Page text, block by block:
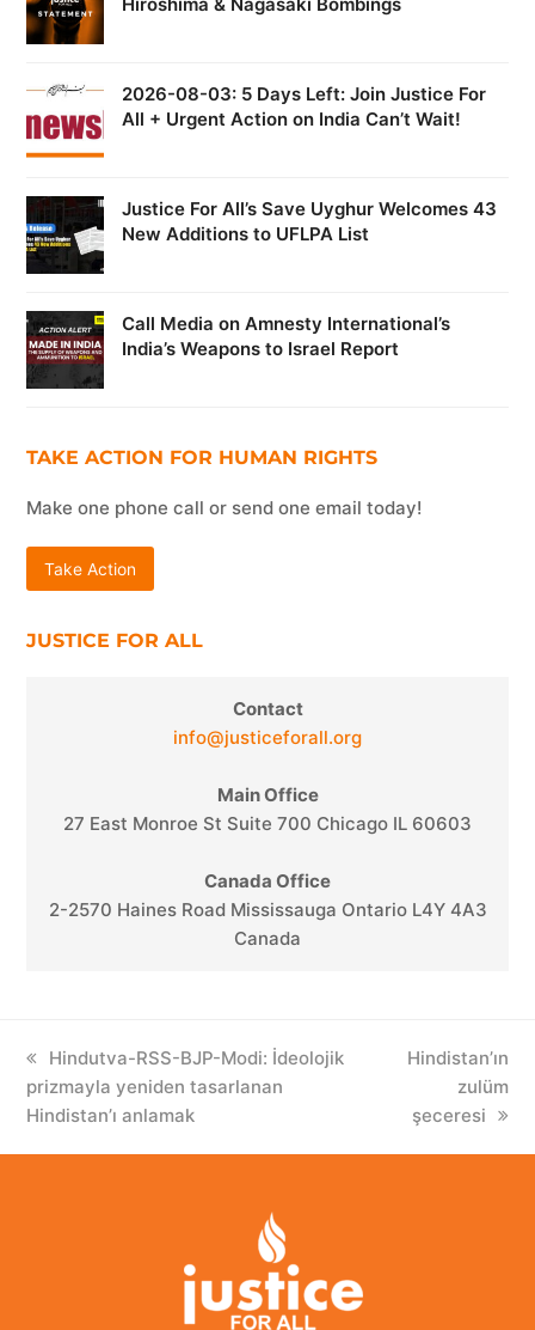
Hiroshima & Nagasaki Bombings
2026-08-03: 5 Days Left: Join Justice For
All + Urgent Action on India Can’t Wait!
Justice For All’s Save Uyghur Welcomes 43
New Additions to UFLPA List
Call Media on Amnesty International’s
India’s Weapons to Israel Report
TAKE ACTION FOR HUMAN RIGHTS
Make one phone call or send one email today!
Take Action
JUSTICE FOR ALL
Contact
info@justiceforall.org
Main Office
27 East Monroe St Suite 700 Chicago IL 60603
Canada Office
2-2570 Haines Road Mississauga Ontario L4Y 4A3
Canada
previous
post:
Hindutva-RSS-BJP-Modi: İdeolojik
prizmayla yeniden tasarlanan
Hindistan’ı anlamak
next
Hindistan’ın
zulüm
şeceresi